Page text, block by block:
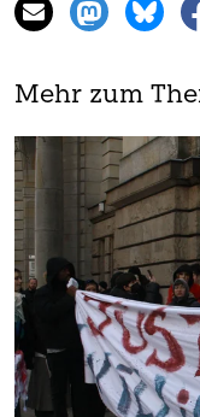
Mehr zum